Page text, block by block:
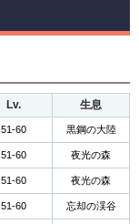
Lv. 生息
51-60 黒鋼の大陸
51-60 夜光の森
51-60 夜光の森
51-60 忘却の渓谷